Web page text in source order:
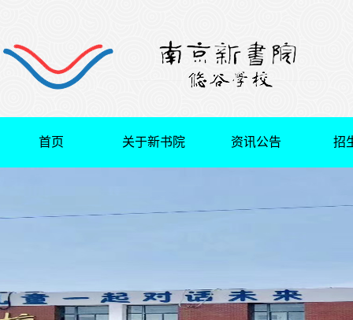
首页 关于新书院 资讯公告 招